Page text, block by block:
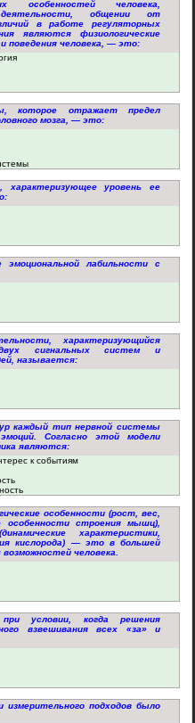
особенностей человека,
общении от
в работе регуляторных
являются физиологические
поведения человека, — это:
которое отражает предел
мозга, — это:
уровень ее
лабильности с
характеризующийся
сигнальных систем и
называется:
каждый тип нервной системы
Согласно этой модели
являются:
к событиям
особенности (рост, вес,
особенности строения мышц),
характеристики,
кислорода) — это в большей
человека.
условии, когда решения
взвешивания всех «за» и
измерительного подходов было